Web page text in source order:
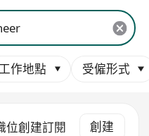
作地點 受僱形式
位創建訂閱 創建